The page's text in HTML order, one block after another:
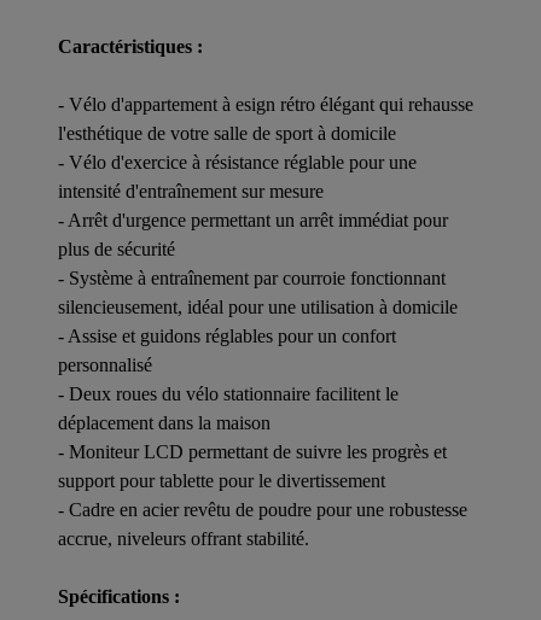
Caractéristiques :
- Vélo d'appartement à esign rétro élégant qui rehausse
l'esthétique de votre salle de sport à domicile
- Vélo d'exercice à résistance réglable pour une
intensité d'entraînement sur mesure
- Arrêt d'urgence permettant un arrêt immédiat pour
plus de sécurité
- Système à entraînement par courroie fonctionnant
silencieusement, idéal pour une utilisation à domicile
- Assise et guidons réglables pour un confort
personnalisé
- Deux roues du vélo stationnaire facilitent le
déplacement dans la maison
- Moniteur LCD permettant de suivre les progrès et
support pour tablette pour le divertissement
- Cadre en acier revêtu de poudre pour une robustesse
accrue, niveleurs offrant stabilité.
Spécifications :